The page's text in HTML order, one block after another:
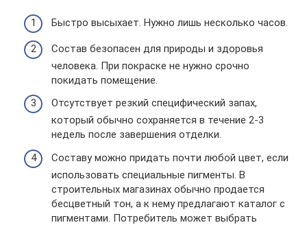
Быстро высыхает. Нужно лишь несколько часов.
Состав безопасен для природы и здоровья
человека. При покраске не нужно срочно
покидать помещение.
Отсутствует резкий специфический запах,
который обычно сохраняется в течение 2-3
недель после завершения отделки.
Составу можно придать почти любой цвет, если
использовать специальные пигменты. В
строительных магазинах обычно продается
бесцветный тон, а к нему предлагают каталог с
пигментами. Потребитель может выбрать